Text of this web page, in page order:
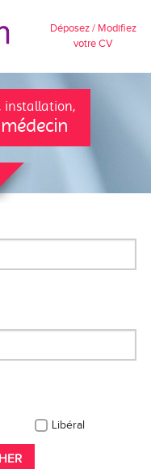
Déposez / Modifiez
votre CV
installation,
Libéral